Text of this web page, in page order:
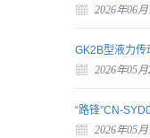
2026年06
GK2B型液力传
2026年05
“路锋”CN-
2026年05